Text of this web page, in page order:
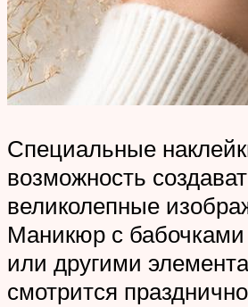
Специальные
возможность
великолепные
Маникюр с
или другими
смотрится